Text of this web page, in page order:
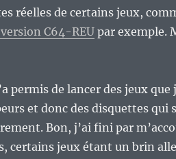
réelles de certains jeux,
C64-REUpar exemple.
permis de lancer des jeux que
et donc des disquettes qui
Bon, j’ai fini par
certains jeux étant un brin